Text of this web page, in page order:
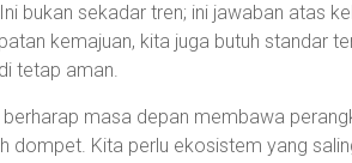
bukan sekadar tren; ini jawaban atas
kemajuan, kita juga butuh standar
tetap aman.
berharap masa depan membawa
dompet. Kita perlu ekosistem yang